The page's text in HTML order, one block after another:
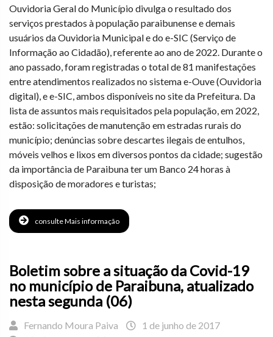
Ouvidoria Geral do Município divulga o resultado dos
serviços prestados à população paraibunense e demais
usuários da Ouvidoria Municipal e do e-SIC (Serviço de
Informação ao Cidadão), referente ao ano de 2022. Durante o
ano passado, foram registradas o total de 81 manifestações
entre atendimentos realizados no sistema e-Ouve (Ouvidoria
digital), e e-SIC, ambos disponíveis no site da Prefeitura. Da
lista de assuntos mais requisitados pela população, em 2022,
estão: solicitações de manutenção em estradas rurais do
município; denúncias sobre descartes ilegais de entulhos,
móveis velhos e lixos em diversos pontos da cidade; sugestão
da importância de Paraibuna ter um Banco 24 horas à
disposição de moradores e turistas;
consulte Mais informação
Boletim sobre a situação da Covid-19
no município de Paraibuna, atualizado
nesta segunda (06)
Fernando Moura Paiva
1 de junho de 2017